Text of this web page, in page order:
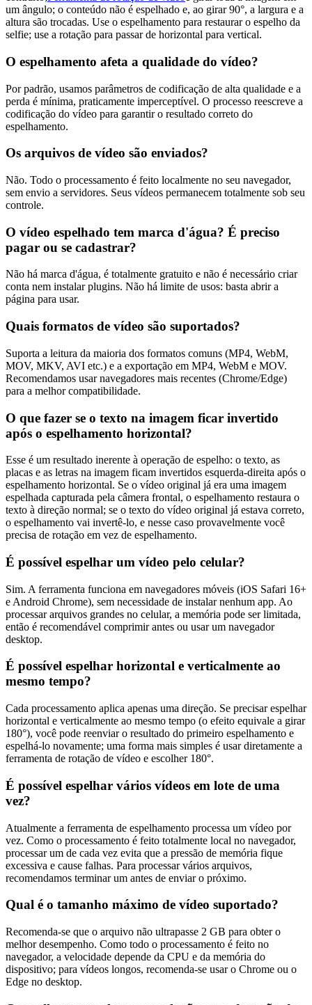
um ângulo; o conteúdo não é espelhado e, ao girar 90°, a largura e a
altura são trocadas. Use o espelhamento para restaurar o espelho da
selfie; use a rotação para passar de horizontal para vertical.
O espelhamento afeta a qualidade do vídeo?
Por padrão, usamos parâmetros de codificação de alta qualidade e a
perda é mínima, praticamente imperceptível. O processo reescreve a
codificação do vídeo para garantir o resultado correto do
espelhamento.
Os arquivos de vídeo são enviados?
Não. Todo o processamento é feito localmente no seu navegador,
sem envio a servidores. Seus vídeos permanecem totalmente sob seu
controle.
O vídeo espelhado tem marca d'água? É preciso
pagar ou se cadastrar?
Não há marca d'água, é totalmente gratuito e não é necessário criar
conta nem instalar plugins. Não há limite de usos: basta abrir a
página para usar.
Quais formatos de vídeo são suportados?
Suporta a leitura da maioria dos formatos comuns (MP4, WebM,
MOV, MKV, AVI etc.) e a exportação em MP4, WebM e MOV.
Recomendamos usar navegadores mais recentes (Chrome/Edge)
para a melhor compatibilidade.
O que fazer se o texto na imagem ficar invertido
após o espelhamento horizontal?
Esse é um resultado inerente à operação de espelho: o texto, as
placas e as letras na imagem ficam invertidos esquerda-direita após o
espelhamento horizontal. Se o vídeo original já era uma imagem
espelhada capturada pela câmera frontal, o espelhamento restaura o
texto à direção normal; se o texto do vídeo original já estava correto,
o espelhamento vai invertê-lo, e nesse caso provavelmente você
precisa de rotação em vez de espelhamento.
É possível espelhar um vídeo pelo celular?
Sim. A ferramenta funciona em navegadores móveis (iOS Safari 16+
e Android Chrome), sem necessidade de instalar nenhum app. Ao
processar arquivos grandes no celular, a memória pode ser limitada,
então é recomendável comprimir antes ou usar um navegador
desktop.
É possível espelhar horizontal e verticalmente ao
mesmo tempo?
Cada processamento aplica apenas uma direção. Se precisar espelhar
horizontal e verticalmente ao mesmo tempo (o efeito equivale a girar
180°), você pode reenviar o resultado do primeiro espelhamento e
espelhá-lo novamente; uma forma mais simples é usar diretamente a
ferramenta de rotação de vídeo e escolher 180°.
É possível espelhar vários vídeos em lote de uma
vez?
Atualmente a ferramenta de espelhamento processa um vídeo por
vez. Como o processamento é feito totalmente local no navegador,
processar um de cada vez evita que a pressão de memória fique
excessiva e cause falhas. Para processar vários arquivos,
recomendamos terminar um antes de enviar o próximo.
Qual é o tamanho máximo de vídeo suportado?
Recomenda-se que o arquivo não ultrapasse 2 GB para obter o
melhor desempenho. Como todo o processamento é feito no
navegador, a velocidade depende da CPU e da memória do
dispositivo; para vídeos longos, recomenda-se usar o Chrome ou o
Edge no desktop.